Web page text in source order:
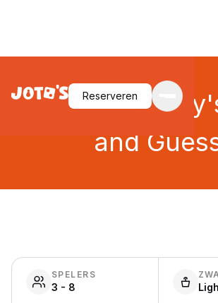
Reserveren
Alan and
and
SPELERS
3 - 8